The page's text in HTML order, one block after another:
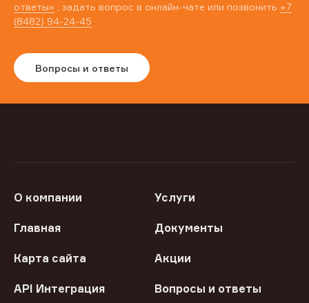
ответы» , задать вопрос в онлайн-чате или позвонить +7
(8482) 94-24-45
Вопросы и ответы
О компании Услуги
Главная Документы
Карта сайта Акции
API Интеграция Вопросы и ответы